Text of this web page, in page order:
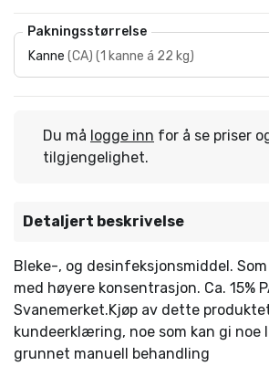
Pakningsstørrelse
Kanne (CA) (1 kanne á 22 kg)
Du må logge inn for å se priser
tilgjengelighet.
Detaljert beskrivelse
Bleke-, og desinfeksjonsmiddel.
med høyere konsentrasjon. Ca. 15%
Svanemerket.Kjøp av dette
kundeerklæring, noe som kan gi noe
grunnet manuell behandling